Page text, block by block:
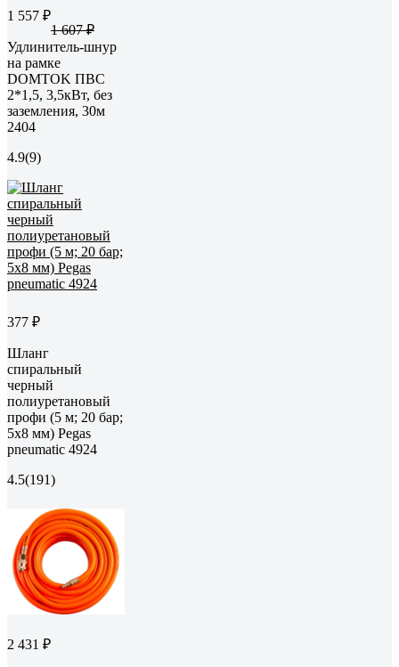
1 557 ₽
1 607 ₽
Удлинитель-шнур
на рамке
DOMTOK ПВС
2*1,5, 3,5кВт, без
заземления, 30м
2404
4.9(9)
377 ₽
Шланг
спиральный
черный
полиуретановый
профи (5 м; 20 бар;
5х8 мм) Pegas
pneumatic 4924
4.5(191)
2 431 ₽